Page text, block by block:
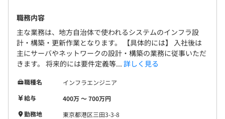
職務内容
主な業務は、地方自治体で使われるシステムのインフラ設
計・構築・更新作業となります。 【具体的には】 入社後は
主にサーバやネットワークの設計・構築の業務に従事いただ
きます。 将来的には要件定義等... 詳しく見る
職種名
インフラエンジニア
給与
400万 〜 700万円
勤務地
東京都港区三田3-3-8